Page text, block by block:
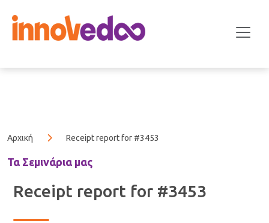
Αρχική Receipt report for #3453
Τα Σεμινάρια μας
Receipt report for #3453